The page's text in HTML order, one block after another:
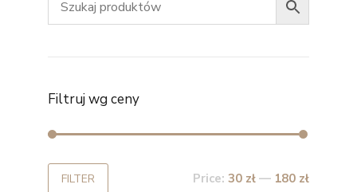
Filtruj wg ceny
FILTER Price:30 zł — 180 zł